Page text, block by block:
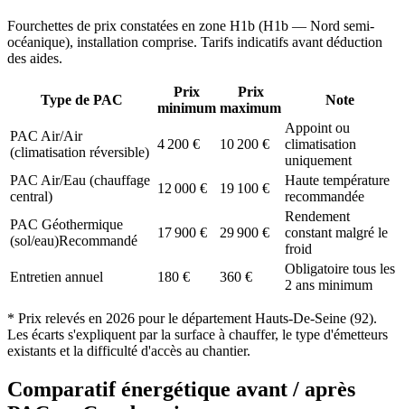
Fourchettes de prix constatées en zone H1b (H1b — Nord semi-
océanique), installation comprise. Tarifs indicatifs avant déduction
des aides.
Type de PAC
Prix
minimum
Prix
maximum
Note
PAC Air/Air
(climatisation réversible)
4 200 € 10 200 €
Appoint ou
climatisation
uniquement
PAC Air/Eau (chauffage
central)
12 000 € 19 100 €
Haute température
recommandée
PAC Géothermique
(sol/eau)Recommandé
17 900 € 29 900 €
Rendement
constant malgré le
froid
Entretien annuel
180 € 360 €
Obligatoire tous les
2 ans minimum
* Prix relevés en 2026 pour le département Hauts-De-Seine (92).
Les écarts s'expliquent par la surface à chauffer, le type d'émetteurs
existants et la difficulté d'accès au chantier.
Comparatif énergétique avant / après